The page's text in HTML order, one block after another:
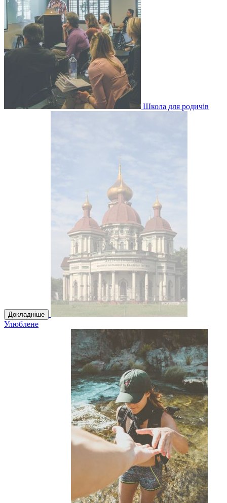
Школа для родичів
Докладніше
Улюблене